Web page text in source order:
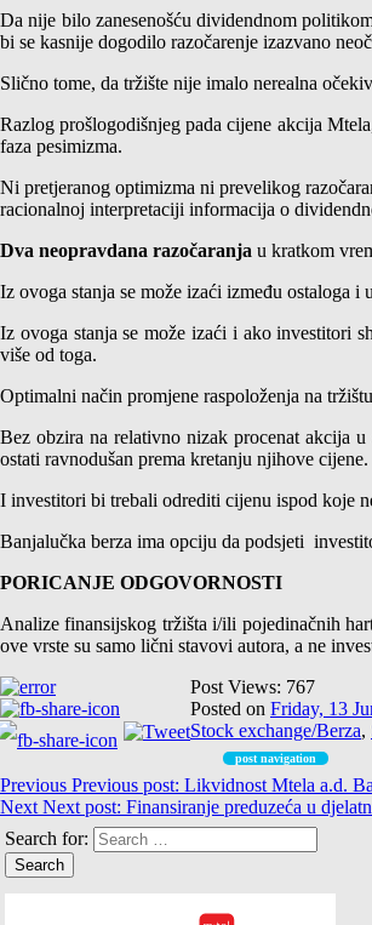
Da nije bilo zanesenošću dividendnom
bi se kasnije dogodilo razočarenje izazvano
Slično tome, da tržište nije imalo nerealna
Razlog prošlogodišnjeg pada cijene akcija
faza pesimizma.
Ni pretjeranog optimizma ni prevelikog
racionalnoj interpretaciji informacija o
Dva neopravdana razočaranja u kratkom
Iz ovoga stanja se može izaći između ostaloga
Iz ovoga stanja se može izaći i ako investitori
više od toga.
Optimalni način promjene raspoloženja na
Bez obzira na relativno nizak procenat akcija
ostati ravnodušan prema kretanju njihove cijene.
I investitori bi trebali odrediti cijenu ispod koje
Banjalučka berza ima opciju da podsjeti
PORICANJE ODGOVORNOSTI
Analize finansijskog tržišta i/ili pojedinačnih
ove vrste su samo lični stavovi autora, a ne
Post Views: 767
Posted on Friday, 13
Stock exchange/Berza,
post navigation
Previous Previous post: Likvidnost Mtela a.d.
Next Next post: Finansiranje preduzeća u
Search for: